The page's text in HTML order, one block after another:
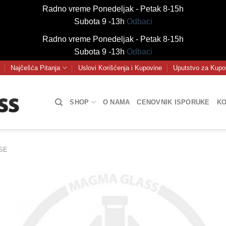
Radno vreme Ponedeljak - Petak 8-15h
Subota 9 -13h Odbaci
Radno vreme Ponedeljak - Petak 8-15h
Subota 9 -13h Odbaci
Najčešća Pitanja Uslovi Korišćenja i Kupovine Uputstvo za
SHOP O NAMA CENOVNIK ISPORUKE